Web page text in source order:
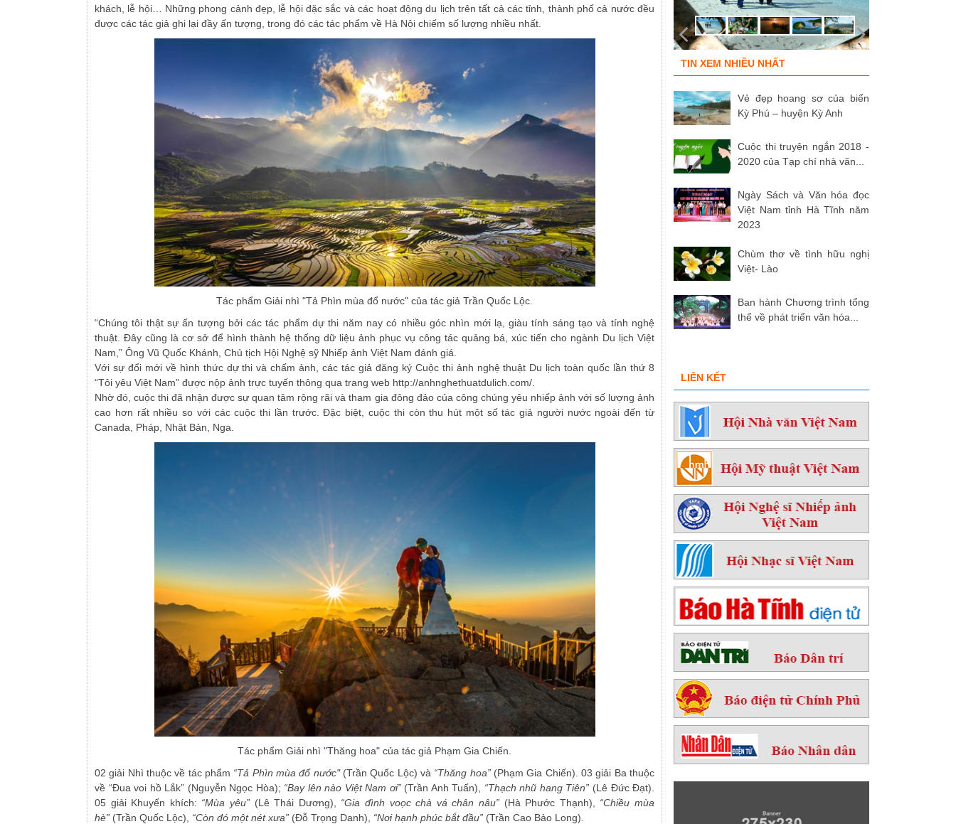
khách, lễ hội… Những phong cảnh đẹp, lễ hội đặc sắc và các hoạt động du lịch trên tất cả các tỉnh, thành phố cả nước đều
được các tác giả ghi lại đầy ấn tượng, trong đó các tác phẩm về Hà Nội chiếm số lượng nhiều nhất.
Tác phẩm Giải nhì "Tả Phìn mùa đổ nước" của tác giả Trần Quốc Lộc.
“Chúng tôi thật sự ấn tượng bởi các tác phẩm dự thi năm nay có nhiều góc nhìn mới lạ, giàu tính sáng tạo và tính nghệ
thuật. Đây cũng là cơ sở để hình thành hệ thống dữ liệu ảnh phục vụ công tác quảng bá, xúc tiến cho ngành Du lịch Việt
Nam,” Ông Vũ Quốc Khánh, Chủ tịch Hội Nghệ sỹ Nhiếp ảnh Việt Nam đánh giá.
Với sự đổi mới về hình thức dự thi và chấm ảnh, các tác giả đăng ký Cuộc thi ảnh nghệ thuật Du lịch toàn quốc lần thứ 8
“Tôi yêu Việt Nam” được nộp ảnh trực tuyến thông qua trang web http://anhnghethuatdulich.com/.
Nhờ đó, cuộc thi đã nhận được sự quan tâm rộng rãi và tham gia đông đảo của công chúng yêu nhiếp ảnh với số lượng ảnh
cao hơn rất nhiều so với các cuộc thi lần trước. Đặc biệt, cuộc thi còn thu hút một số tác giả người nước ngoài đến từ
Canada, Pháp, Nhật Bản, Nga.
Tác phẩm Giải nhì "Thăng hoa" của tác giả Phạm Gia Chiến.
02 giải Nhì thuộc về tác phẩm “Tả Phìn mùa đổ nước"(Trần Quốc Lộc) và “Thăng hoa”(Phạm Gia Chiến). 03 giải Ba thuộc
về “Đua voi hồ Lắk” (Nguyễn Ngọc Hòa); “Bay lên nào Việt Nam ơi”(Trần Anh Tuấn), “Thạch nhũ hang Tiên” (Lê Đức Đạt).
05 giải Khuyến khích: “Mùa yêu” (Lê Thái Dương), “Gia đình voọc chà vá chân nâu” (Hà Phước Thạnh), “Chiều mùa
hè” (Trần Quốc Lộc), “Còn đó một nét xưa” (Đỗ Trọng Danh), “Nơi hạnh phúc bắt đầu” (Trần Cao Bảo Long).
TIN XEM NHIỀU NHẤT
Vẻ đẹp hoang sơ của biển
Kỳ Phú – huyện Kỳ Anh
Cuộc thi truyện ngắn 2018 -
2020 của Tạp chí nhà văn...
Ngày Sách và Văn hóa đọc
Việt Nam tỉnh Hà Tĩnh năm
2023
Chùm thơ về tình hữu nghị
Việt- Lào
Ban hành Chương trình tổng
thể về phát triển văn hóa...
LIÊN KẾT